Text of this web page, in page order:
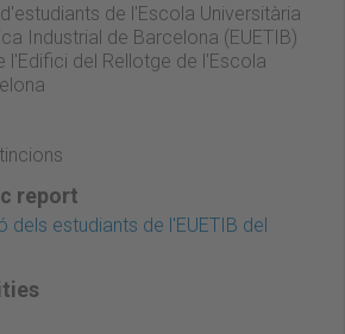
de l'Escola Universitària
Industrial de Barcelona (EUETIB)
l'Edifici del Rellotge de l'Escola
report
dels estudiants de l'EUETIB del